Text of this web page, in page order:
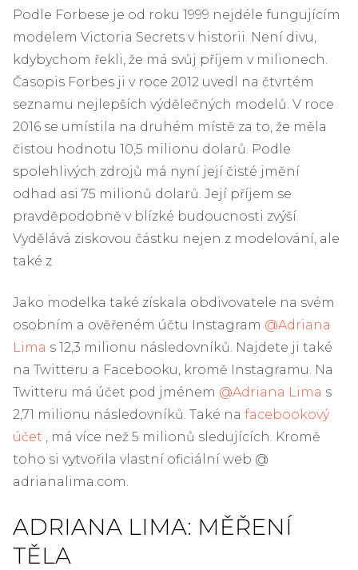
Podle Forbese je od roku 1999 nejdéle fungujícím
modelem Victoria Secrets v historii. Není divu,
kdybychom řekli, že má svůj příjem v milionech.
Časopis Forbes ji v roce 2012 uvedl na čtvrtém
seznamu nejlepších výdělečných modelů. V roce
2016 se umístila na druhém místě za to, že měla
čistou hodnotu 10,5 milionu dolarů. Podle
spolehlivých zdrojů má nyní její čisté jmění
odhad asi 75 milionů dolarů. Její příjem se
pravděpodobně v blízké budoucnosti zvýší.
Vydělává ziskovou částku nejen z modelování, ale
také z
Jako modelka také získala obdivovatele na svém
osobním a ověřeném účtu Instagram @Adriana
Lima s 12,3 milionu následovníků. Najdete ji také
na Twitteru a Facebooku, kromě Instagramu. Na
Twitteru má účet pod jménem @Adriana Lima s
2,71 milionu následovníků. Také na facebookový
účet , má více než 5 milionů sledujících. Kromě
toho si vytvořila vlastní oficiální web @
adrianalima.com.
ADRIANA LIMA: MĚŘENÍ
TĚLA